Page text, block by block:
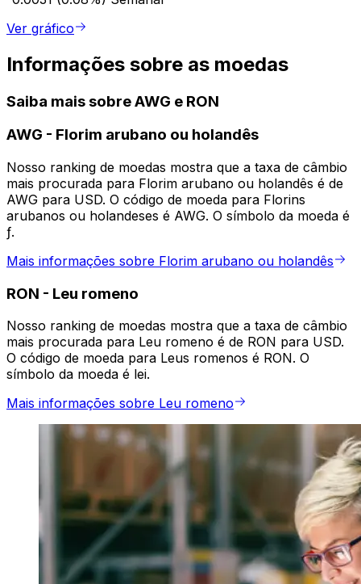
Ver gráfico
Informações sobre as moedas
Saiba mais sobre AWG e RON
AWG - Florim arubano ou holandês
Nosso ranking de moedas mostra que a taxa de câmbio
mais procurada para Florim arubano ou holandês é de
AWG para USD. O código de moeda para Florins
arubanos ou holandeses é AWG. O símbolo da moeda é
ƒ.
Mais informações sobre Florim arubano ou holandês
RON - Leu romeno
Nosso ranking de moedas mostra que a taxa de câmbio
mais procurada para Leu romeno é de RON para USD.
O código de moeda para Leus romenos é RON. O
símbolo da moeda é lei.
Mais informações sobre Leu romeno